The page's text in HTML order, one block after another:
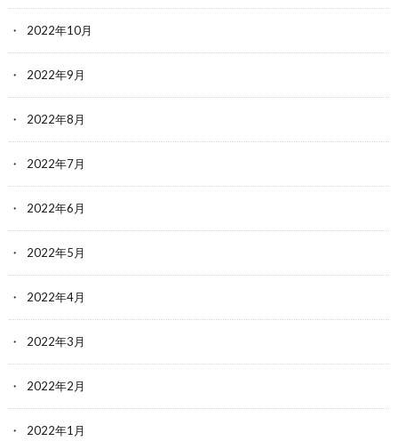
2022年10月
2022年9月
2022年8月
2022年7月
2022年6月
2022年5月
2022年4月
2022年3月
2022年2月
2022年1月